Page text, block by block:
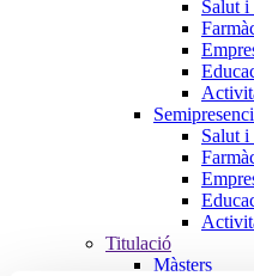
Salut i
Salut i
Titulació
Màsters